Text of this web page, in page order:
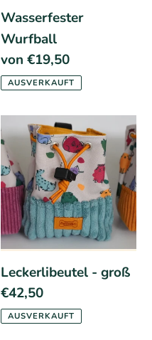
Wasserfester
Wurfball
Normaler
Preis
von €19,50
AUSVERKAUFT
Leckerlibeutel
-
groß
Leckerlibeutel - groß
Normaler
Preis
€42,50
AUSVERKAUFT